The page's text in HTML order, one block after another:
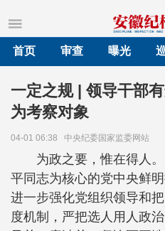
首页
审查 曝光
一定之规 | 领导干部
为考察对象
04-01 06:38 中央纪委国家监委网站
为政之要，惟在得人
平同志为核心的党中央鲜
进一步强化党组织领导和
度机制，严把选人用人政